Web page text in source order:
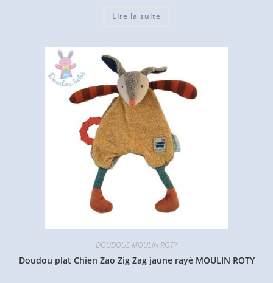
Lire la suite
DOUDOUS MOULIN ROTY
Doudou plat Chien Zao Zig Zag jaune rayé MOULIN ROTY